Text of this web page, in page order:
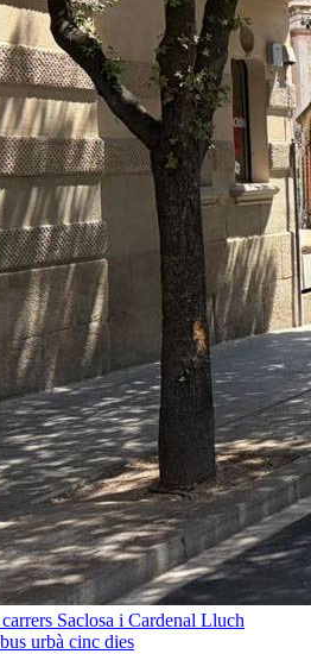
Saclosa i Cardenal Lluch
urbà cinc dies